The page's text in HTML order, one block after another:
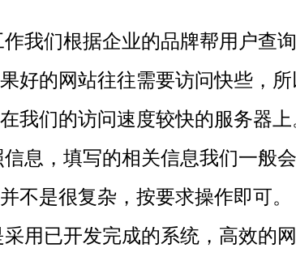
我们根据企业的品牌帮用户查
好的网站往往需要访问快些，
我们的访问速度较快的服务器上
息，填写的相关信息我们一般
不是很复杂，按要求操作即可。
用已开发完成的系统，高效的